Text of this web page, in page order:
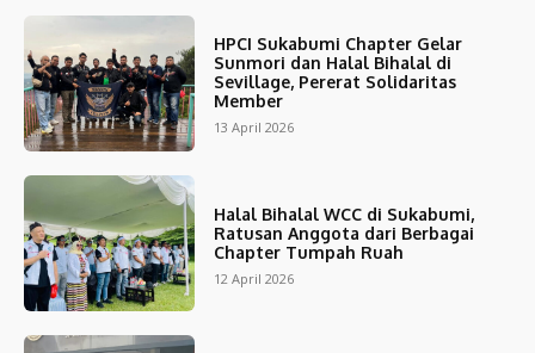
HPCI Sukabumi Chapter Gelar
Sunmori dan Halal Bihalal di
Sevillage, Pererat Solidaritas
Member
13 April 2026
Halal Bihalal WCC di Sukabumi,
Ratusan Anggota dari Berbagai
Chapter Tumpah Ruah
12 April 2026